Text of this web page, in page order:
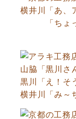
横井川「あ、
「ちょっと
山脇「黒川さ
黒川「え！そ
横井川「み～